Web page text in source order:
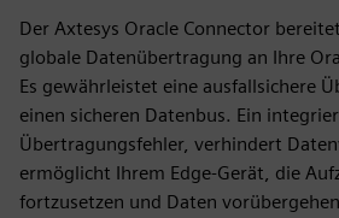
Der Axtesys Oracle Connector
globale Datenübertragung an Ihre
Es gewährleistet eine ausfallsichere
einen sicheren Datenbus. Ein
Übertragungsfehler, verhindert
ermöglicht Ihrem Edge-Gerät, die
fortzusetzen und Daten